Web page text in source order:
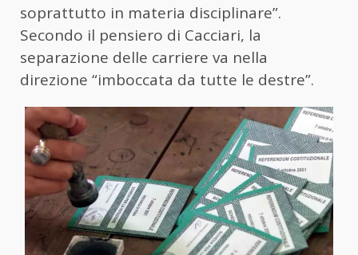
soprattutto in materia disciplinare”.
Secondo il pensiero di Cacciari, la
separazione delle carriere va nella
direzione “imboccata da tutte le destre”.